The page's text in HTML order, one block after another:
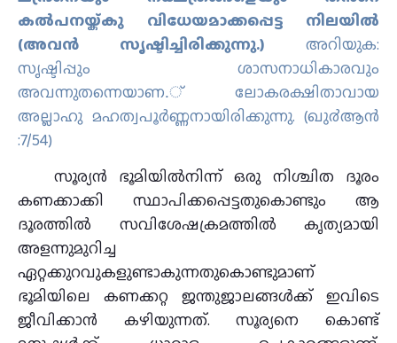
കല്‍പനയ്ക്കു വിധേയമാക്കപ്പെട്ട നിലയില്‍
(അവന്‍ സൃഷ്ടിച്ചിരിക്കുന്നു.) അറിയുക:
സൃഷ്ടിപ്പും ശാസനാധികാരവും
അവന്നുതന്നെയാണ.് ലോകരക്ഷിതാവായ
അല്ലാഹു മഹത്വപൂര്‍ണ്ണനായിരിക്കുന്നു. (ഖു൪ആന്‍
:7/54)
സൂര്യൻ ഭൂമിയില്‍നിന്ന് ഒരു നിശ്ചിത ദൂരം
കണക്കാക്കി സ്ഥാപിക്കപ്പെട്ടതുകൊണ്ടും ആ
ദൂരത്തില്‍ സവിശേഷക്രമത്തില്‍ കൃത്യമായി
അളന്നുമുറിച്ച
ഏറ്റക്കുറവുകളുണ്ടാകുന്നതുകൊണ്ടുമാണ്
ഭൂമിയിലെ കണക്കറ്റ ജന്തുജാലങ്ങള്‍ക്ക് ഇവിടെ
ജീവിക്കാന്‍ കഴിയുന്നത്. സൂര്യനെ കൊണ്ട്